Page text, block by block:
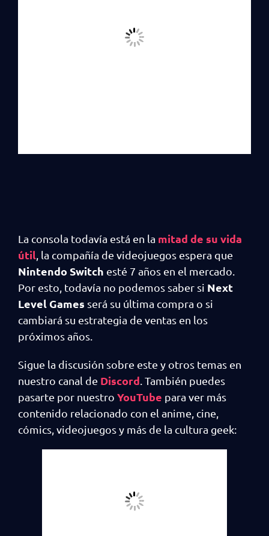
La consola todavía está en la mitad de su vida
útil , la compañía de videojuegos espera que
Nintendo Switch esté 7 años en el mercado.
Por esto, todavía no podemos saber si Next
Level Games será su última compra o si
cambiará su estrategia de ventas en los
próximos años.
Sigue la discusión sobre este y otros temas en
nuestro canal de Discord . También puedes
pasarte por nuestro YouTube para ver más
contenido relacionado con el anime, cine,
cómics, videojuegos y más de la cultura geek: